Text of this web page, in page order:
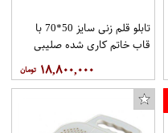
تابلو قلم زنی سایز 50*70 با
قاب خاتم کاری شده صلیبی
طرح گل و مرغ سبک مشبک
کد98برند قلمستان
۱۸,۸۰۰,۰۰۰